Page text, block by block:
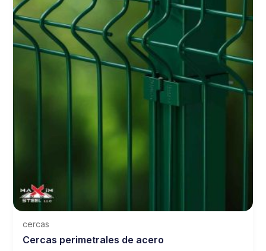
cercas
Cercas perimetrales de acero